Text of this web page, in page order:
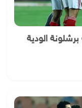
الودية